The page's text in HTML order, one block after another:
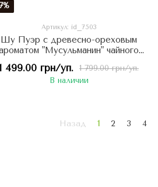
Артикул: id_7503
Шу Пуэр с древесно-ореховым
"Мусульманин" чайного
1 799.00 грн/уп.
499.00 грн/уп.
В наличии
Назад 1 2 3 4